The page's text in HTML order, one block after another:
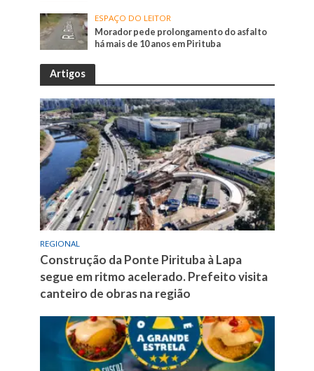
ESPAÇO DO LEITOR
Morador pede prolongamento do asfalto
há mais de 10 anos em Pirituba
Artigos
REGIONAL
Construção da Ponte Pirituba à Lapa
segue em ritmo acelerado. Prefeito visita
canteiro de obras na região